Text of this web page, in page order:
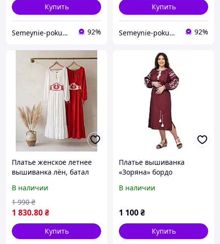
Купить
Semeynie-pokupki 92%
Купить
Semeynie-pokupki 92%
Платье женское летнее
вышиванка лён, батал
В наличии
1 830.80₴
1 990 ₴
Купить
Платье вышиванка
«Зоряна» бордо
В наличии
1 100₴
Купить